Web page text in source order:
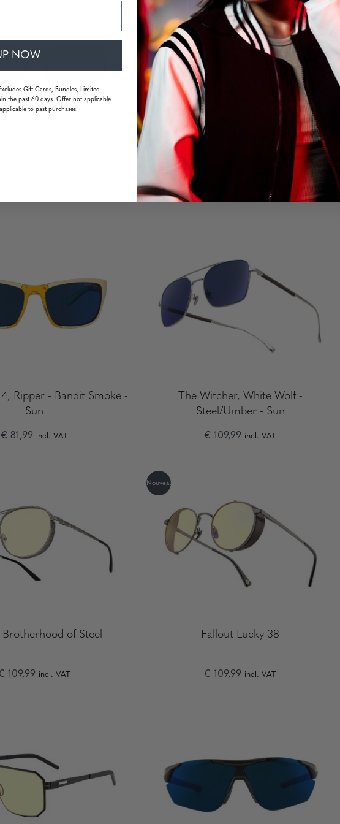
incl. VAT
Ripper - Bandit Smoke -
Sun
€ 81,99 incl. VAT
The Witcher, White Wolf -
Steel/Umber - Sun
€ 109,99 incl. VAT
of Steel
109,99 incl. VAT
Nouveau
Fallout Lucky 38
€ 109,99 incl. VAT
NOW
Gift Cards, Bundles, Limited
the past 60 days. Offer not applicable
to past purchases.